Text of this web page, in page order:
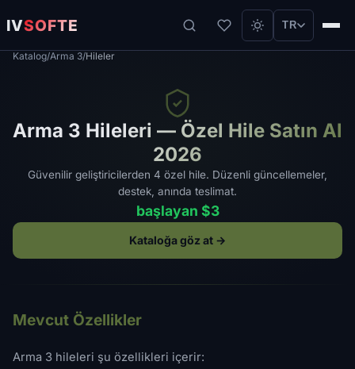
IVSOFTE TR
Katalog/Arma 3/Hileler
Arma 3 Hileleri — Özel Hile Satın Al
2026
Güvenilir geliştiricilerden 4 özel hile. Düzenli güncellemeler,
destek, anında teslimat.
başlayan $3
Kataloğa göz at →
Mevcut Özellikler
Arma 3 hileleri şu özellikleri içerir: